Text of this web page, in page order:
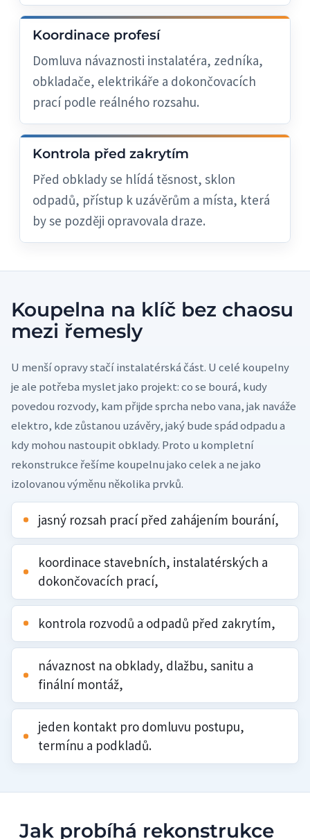
Koordinace profesí
Domluva návaznosti instalatéra, zedníka,
obkladače, elektrikáře a dokončovacích
prací podle reálného rozsahu.
Kontrola před zakrytím
Před obklady se hlídá těsnost, sklon
odpadů, přístup k uzávěrům a místa, která
by se později opravovala draze.
Koupelna na klíč bez chaosu
mezi řemesly
U menší opravy stačí instalatérská část. U celé koupelny
je ale potřeba myslet jako projekt: co se bourá, kudy
povedou rozvody, kam přijde sprcha nebo vana, jak naváže
elektro, kde zůstanou uzávěry, jaký bude spád odpadu a
kdy mohou nastoupit obklady. Proto u kompletní
rekonstrukce řešíme koupelnu jako celek a ne jako
izolovanou výměnu několika prvků.
jasný rozsah prací před zahájením bourání,
koordinace stavebních, instalatérských a
dokončovacích prací,
kontrola rozvodů a odpadů před zakrytím,
návaznost na obklady, dlažbu, sanitu a
finální montáž,
jeden kontakt pro domluvu postupu,
termínu a podkladů.
Jak probíhá rekonstrukce